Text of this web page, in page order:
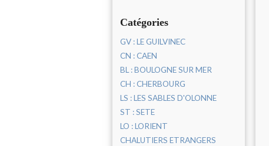
Catégories
GV : LE GUILVINEC
CN : CAEN
BL : BOULOGNE SUR MER
CH : CHERBOURG
LS : LES SABLES D'OLONNE
ST : SETE
LO : LORIENT
CHALUTIERS ETRANGERS